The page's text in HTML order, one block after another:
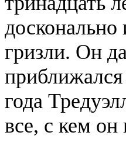
гризли. Он
года
все, с кем он